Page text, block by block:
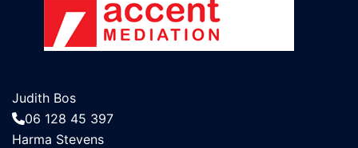
Judith Bos
06 128 45 397
Harma Stevens